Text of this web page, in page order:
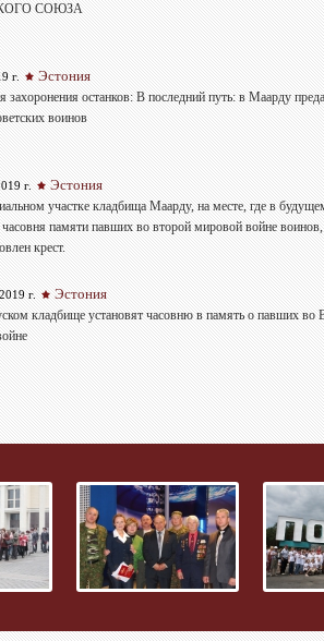
СОЮЗА
г. Эстония
захоронения останков: В последний путь: в Маарду
воинов
г. Эстония
участке кладбища Маарду, на месте, где в
часовня памяти павших во второй мировой войне воинов,
крест.
г. Эстония
кладбище установят часовню в память о павших во